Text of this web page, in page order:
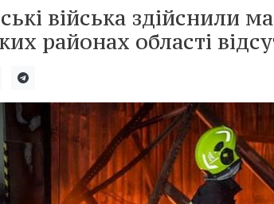
війська
районах області